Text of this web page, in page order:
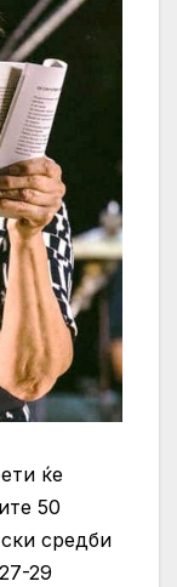
ќе
50
средби
29